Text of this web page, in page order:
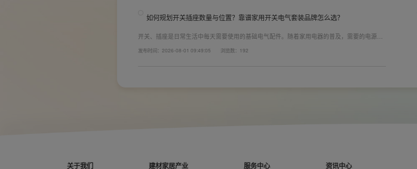
如何规划开关插座数量与位置？靠谱家用开关电气套装品牌怎么选？
开关、插座是日常生活中每天需要使用的基础电气配件。随着家用电器的普及，需要的电源插
键。如果装修时开关、插座的数量设置不够，或者开关、插座的位置设置不合理，会给今后的
发布时间：2026-08-01 09:49:05 浏览数：192
关于我们 建材家居产业 服务中心 资讯中心